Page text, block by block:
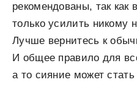
рекомендованы, так как
только усилить никому
Лучше вернитесь к
И общее правило для
а то сияние может